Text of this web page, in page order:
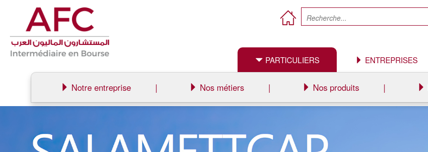
PARTICULIERS
Notre entreprise | Nos métiers | Nos produits |
ENTREPRISES